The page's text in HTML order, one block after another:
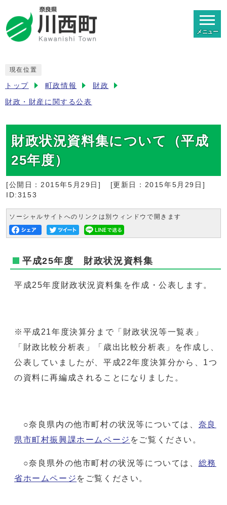
メニュー
現在位置
トップ 町政情報 財政
財政・財産に関する公表
財政状況資料集について（平成
25年度）
[公開日： 2015年5月29日 ] [更新日： 2015年5月29日 ]
ID:3153
ソーシャルサイトへのリンクは別ウィンドウで開きます
平成25年度 財政状況資料集
平成25年度財政状況資料集を作成・公表します。
※平成21年度決算分まで「財政状況等一覧表」
「財政比較分析表」「歳出比較分析表」を作成し、
公表していましたが、平成22年度決算分から、1つ
の資料に再編成されることになりました。
○奈良県内の他市町村の状況等については、 奈良
県市町村振興課ホームページ をご覧ください。
○奈良県外の他市町村の状況等については、 総務
省ホームページ をご覧ください。